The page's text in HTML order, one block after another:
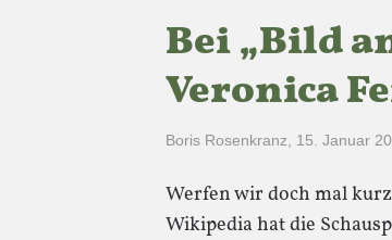
Bei „Bild
Veronica
Boris Rosenkranz 15. Januar
Werfen wir doch mal
Wikipedia hat die